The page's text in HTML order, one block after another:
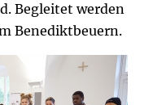
Begleitet werden
Benediktbeuern.